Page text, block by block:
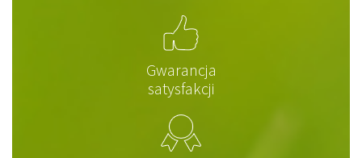
Gwarancja
satysfakcji